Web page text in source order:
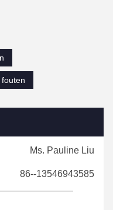
Ms. Pauline Liu
86--13546943585